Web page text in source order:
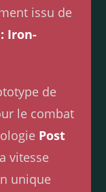
issu de
Iron-
de
le combat
Post
vitesse
unique